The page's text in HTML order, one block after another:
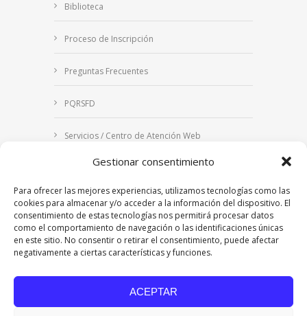
Gestionar consentimiento
Para ofrecer las mejores experiencias, utilizamos tecnologías como las
cookies para almacenar y/o acceder a la información del dispositivo. El
consentimiento de estas tecnologías nos permitirá procesar datos
como el comportamiento de navegación o las identificaciones únicas
en este sitio. No consentir o retirar el consentimiento, puede afectar
negativamente a ciertas características y funciones.
ACEPTAR
Biblioteca
Proceso de Inscripción
Preguntas Frecuentes
PQRSFD
Servicios / Centro de Atención Web
Correo Institucional
Notificaciones judiciales
| Personería Jurídica Resolución
7542 de mayo de 1982